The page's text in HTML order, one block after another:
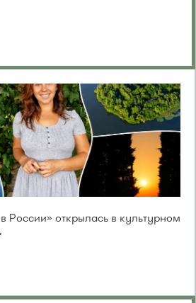
России» открылась в культурном